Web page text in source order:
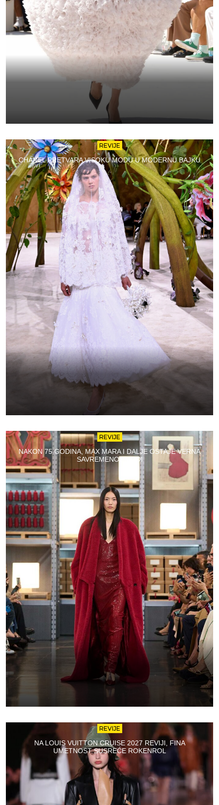
REVIJE
CHANEL PRETVARA VISOKU MODU U MODERNU BAJKU
REVIJE
NAKON 75 GODINA, MAX MARA I DALJE OSTAJE VERNA
SAVREMENOJ MODI
REVIJE
NA LOUIS VUITTON CRUISE 2027 REVIJI, FINA
UMETNOST SUSREĆE ROKENROL